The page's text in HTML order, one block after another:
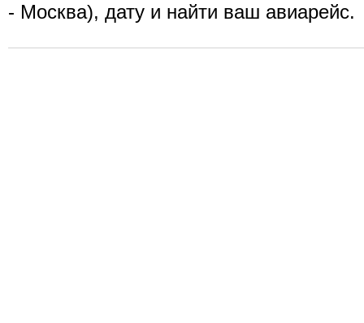
- Москва), дату и найти ваш авиарейс.